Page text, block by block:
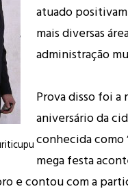
atuado
mais diversas
administração
Prova disso foi a
aniversário da
conhecida como
mega festa
e contou com a